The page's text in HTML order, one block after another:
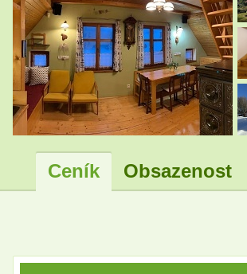
Ceník Obsazenost